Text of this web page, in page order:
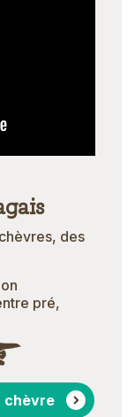
des
pré,
chèvre